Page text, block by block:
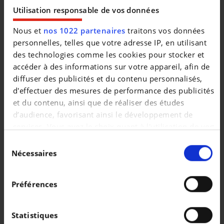
Utilisation responsable de vos données
Nous et nos 1022 partenaires traitons vos données
personnelles, telles que votre adresse IP, en utilisant
des technologies comme les cookies pour stocker et
accéder à des informations sur votre appareil, afin de
diffuser des publicités et du contenu personnalisés,
d'effectuer des mesures de performance des publicités
et du contenu, ainsi que de réaliser des études
d’audience, favorisant ainsi le développement de
services. Vous avez le choix quant à l'utilisation de vos
retirer votre consentement à tout moment en
consultant la Déclaration relative aux cookies ou en
Collecter des informations sur votre localisation
duNécessaires
Préférences
Statistiques
23.490 EUR 27.006 km
Corporate 85 77kWh 286cv Dispo 10/2026